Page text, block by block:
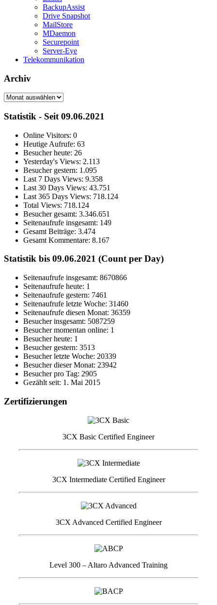
BackupAssist
Drive Snapshot
MailStore
MDaemon
Securepoint
Server-Eye
Telekommunikation
Archiv
Archiv
Statistik - Seit 09.06.2021
Online Visitors: 0
Heutige Aufrufe: 63
Besucher heute: 26
Yesterday's Views: 2.113
Besucher gestern: 1.095
Last 7 Days Views: 9.358
Last 30 Days Views: 43.751
Last 365 Days Views: 718.124
Total Views: 718.124
Besucher gesamt: 3.346.651
Seitenaufrufe insgesamt: 149
Gesamt Beiträge: 3.474
Gesamt Kommentare: 8.167
Statistik bis 09.06.2021 (Count per Day)
Seitenaufrufe insgesamt: 8670866
Seitenaufrufe heute: 1
Seitenaufrufe gestern: 7461
Seitenaufrufe letzte Woche: 31460
Seitenaufrufe diesen Monat: 36359
Besucher insgesamt: 5087259
Besucher momentan online: 1
Besucher heute: 1
Besucher gestern: 3513
Besucher letzte Woche: 20339
Besucher dieser Monat: 23942
Besucher pro Tag: 2905
Gezählt seit: 1. Mai 2015
Zertifizierungen
3CX Basic Certified Engineer
3CX Intermediate Certified Engineer
3CX Advanced Certified Engineer
Level 300 – Altaro Advanced Training